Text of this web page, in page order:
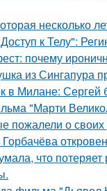
несколько
к Телу":
почему
из Сингапура
в Милане: Сергей
"Марти
пожалели о своих
что